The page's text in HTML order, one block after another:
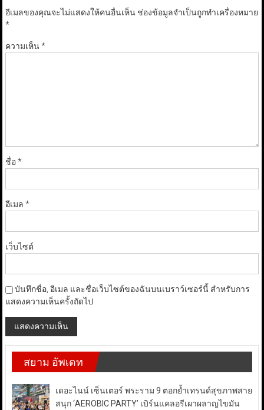
อีเมลของคุณจะไม่แสดงให้คนอื่นเห็น ช่องข้อมูลจำเป็นถูกทำเครื่องหมาย
*
ความเห็น*
ชื่อ*
อีเมล *
เว็บไซต์
บันทึกชื่อ, อีเมล และชื่อเว็บไซต์ของฉันบนเบราว์เซอร์นี้ สำหรับการ
แสดงความเห็นครั้งถัดไป
สยาม อัพเดท
เดอะไนน์ เซ็นเตอร์ พระราม 9 ตอกย้ำเทรนด์สุขภาพสาย
สนุก ‘AEROBIC PARTY’ เบิร์นแคลอรีเผาผลาญไขมัน